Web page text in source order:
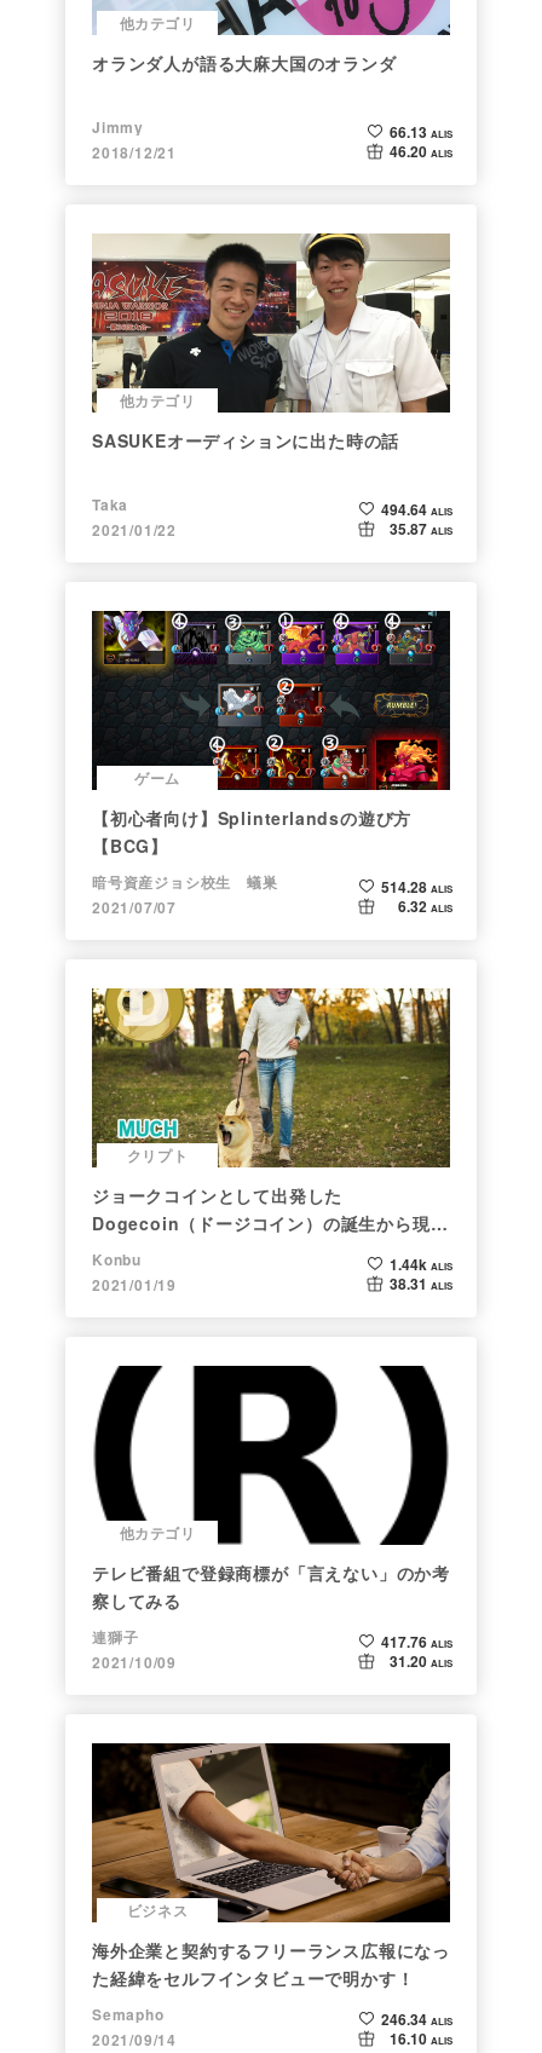
他カテゴリ
オランダ人が語る大麻大国のオランダ
Jimmy
2018/12/21
66.13 ALIS
46.20 ALIS
他カテゴリ
SASUKEオーディションに出た時の話
Taka
2021/01/22
494.64 ALIS
35.87 ALIS
ゲーム
【初心者向け】Splinterlandsの遊び方
【BCG】
暗号資産ジョシ校生 蟻巣
2021/07/07
514.28 ALIS
6.32 ALIS
クリプト
ジョークコインとして出発した
Dogecoin（ドージコイン）の誕生から現在
まで。注目される非証券性🐶
Konbu
2021/01/19
1.44k ALIS
38.31 ALIS
他カテゴリ
テレビ番組で登録商標が「言えない」のか考
察してみる
連獅子
2021/10/09
417.76 ALIS
31.20 ALIS
ビジネス
海外企業と契約するフリーランス広報になっ
た経緯をセルフインタビューで明かす！
Semapho
2021/09/14
246.34 ALIS
16.10 ALIS